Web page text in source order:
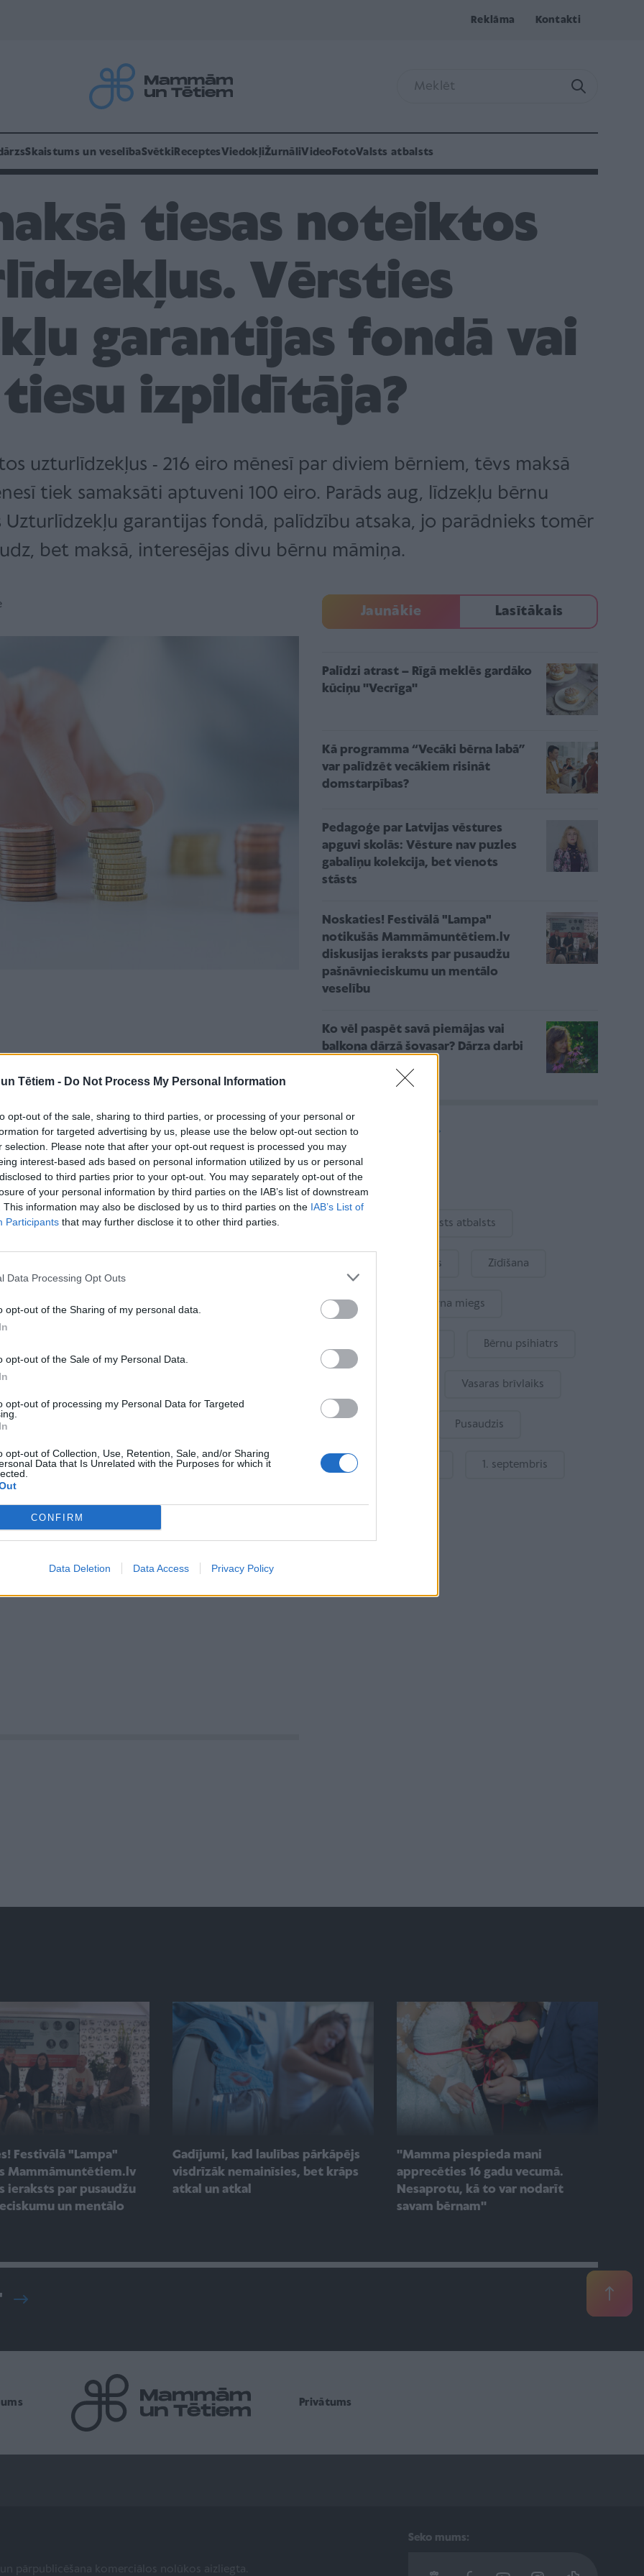
Tētiem - Do Not Process My Personal Information
opt-out of the sale, sharing to third parties, or processing of your personal or
for targeted advertising by us, please use the below opt-out section to
selection. Please note that after your opt-out request is processed you may
interest-based ads based on personal information utilized by us or personal
to third parties prior to your opt-out. You may separately opt-out of the
of your personal information by third parties on the IAB’s list of downstream
This information may also be disclosed by us to third parties on the IAB’s List of
Participants that may further disclose it to other third parties.
Data Processing Opt Outs
opt-out of the Sharing of my personal data.
opt-out of the Sale of my Personal Data.
opt-out of processing my Personal Data for Targeted
opt-out of Collection, Use, Retention, Sale, and/or Sharing
Data that Is Unrelated with the Purposes for which it
CONFIRM
Data Deletion Data Access Privacy Policy
Reklāma Kontakti
Skaistums un veselībaSvētki ReceptesViedokļiŽurnāliVideo FotoValsts atbalsts
tiesas noteiktos
Vērsties
garantijas fondā vai
izpildītāja?
uzturlīdzekļus - 216 eiro mēnesī par diviem bērniem, tēvs maksā
tiek samaksāti aptuveni 100 eiro. Parāds aug, līdzekļu bērnu
garantijas fondā, palīdzību atsaka, jo parādnieks tomēr
bet maksā, interesējas divu bērnu māmiņa.
fonda tiek izmaksāti, ja piedziņa no parādnieka
ja piedzītie uzturlīdzekļi nenodrošina Ministru
apmēru, tas ir:
līdz 7 gadu vecuma sasniegšanai – 25%
minimālās mēneša darba algas jeb šobrīd
sasniegšanas līdz 18 gadu vecuma sasniegšanai
noteiktās minimālās mēneša darba algas jeb
tikai 100.00 EUR mēnesī bērnam, kurš ir vismaz 7
zvērinātam tiesu izpildītājam sniegt ziņas par to,
ir iespējama apmērā, kas ir mazāks par
Uzturlīdzekļu garantiju fonda administrācijā ar
no Uzturlīdzekļu garantiju fonda.
no Uzturlīdzekļu garantiju fonda Ministru
apmērā, bet ne lielākā apmērā, kāds
no parādnieka piedzītie uzturlīdzekļi tiks
administrācijai iespējams iesniegt,
no Uzturlīdzekļu garantiju fonda tiek izmaksāti
dienas. Uzturlīdzekļu parādu, kas
no Uzturlīdzekļu garantiju fonda, no parādnieka
Jaunākie Lasītākais
Palīdzi atrast – Rīgā meklēs gardāko
kūciņu ''Vecrīga''
Kā programma “Vecāki bērna labā”
var palīdzēt vecākiem risināt
domstarpības?
Pedagoģe par Latvijas vēstures
apguvi skolās: Vēsture nav puzles
gabaliņu kolekcija, bet vienots
stāsts
Noskaties! Festivālā "Lampa"
notikušās Mammāmuntētiem.lv
diskusijas ieraksts par pusaudžu
pašnāvnieciskumu un mentālo
veselību
Ko vēl paspēt savā piemājas vai
balkona dārzā šovasar? Dārza darbi
Vairāk rakstu
Aktuāli
Valsts atbalsts
Kur šodien atpūsties Zīdīšana
Drošība Bērna miegs
Bērnu psihiatrs
Vasaras brīvlaiks
Pusaudzis
Gatavošanās skolai 1. septembris
Festivālā "Lampa"
Mammāmuntētiem.lv
ieraksts par pusaudžu
un mentālo
Gadījumi, kad laulības pārkāpējs
visdrīzāk nemainīsies, bet krāps
atkal un atkal
''Mamma piespieda mani
apprecēties 16 gadu vecumā.
Nesaprotu, kā to var nodarīt
savam bērnam''
Privātums
Seko mums:
pārpublicēšana komerciālos nolūkos aizliegta.